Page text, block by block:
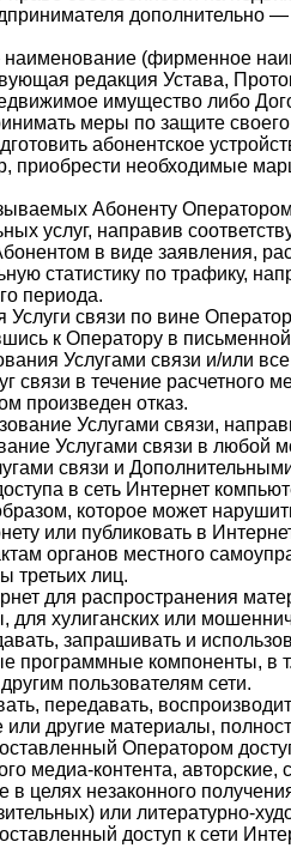
дополнительно —
(фирменное
редакция Устава,
имущество либо
меры по защите
абонентское
приобрести необходимые
Абоненту
услуг, направив
в виде заявления,
статистику по трафику,
периода.
Услуги связи по вине
к Оператору в
Услугами связи и/или
связи в течение расчетного
произведен отказ.
Услугами связи,
Услугами связи в
связи и
в сеть Интернет
которое может
или публиковать в
органов местного
третьих лиц.
для распространения
хулиганских или
запрашивать и
программные компоненты, в
пользователям сети.
передавать,
или другие материалы,
Оператором
медиа-контента,
в целях незаконного
или литературно-
доступ к сети